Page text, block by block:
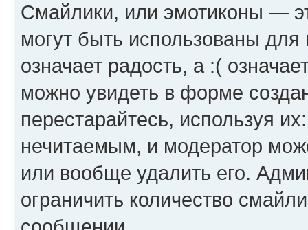
Смайлики, или эмотиконы —
могут быть использованы
означает радость, а :(
можно увидеть в форме
перестарайтесь, используя
нечитаемым, и модератор
или вообще удалить его.
ограничить количество